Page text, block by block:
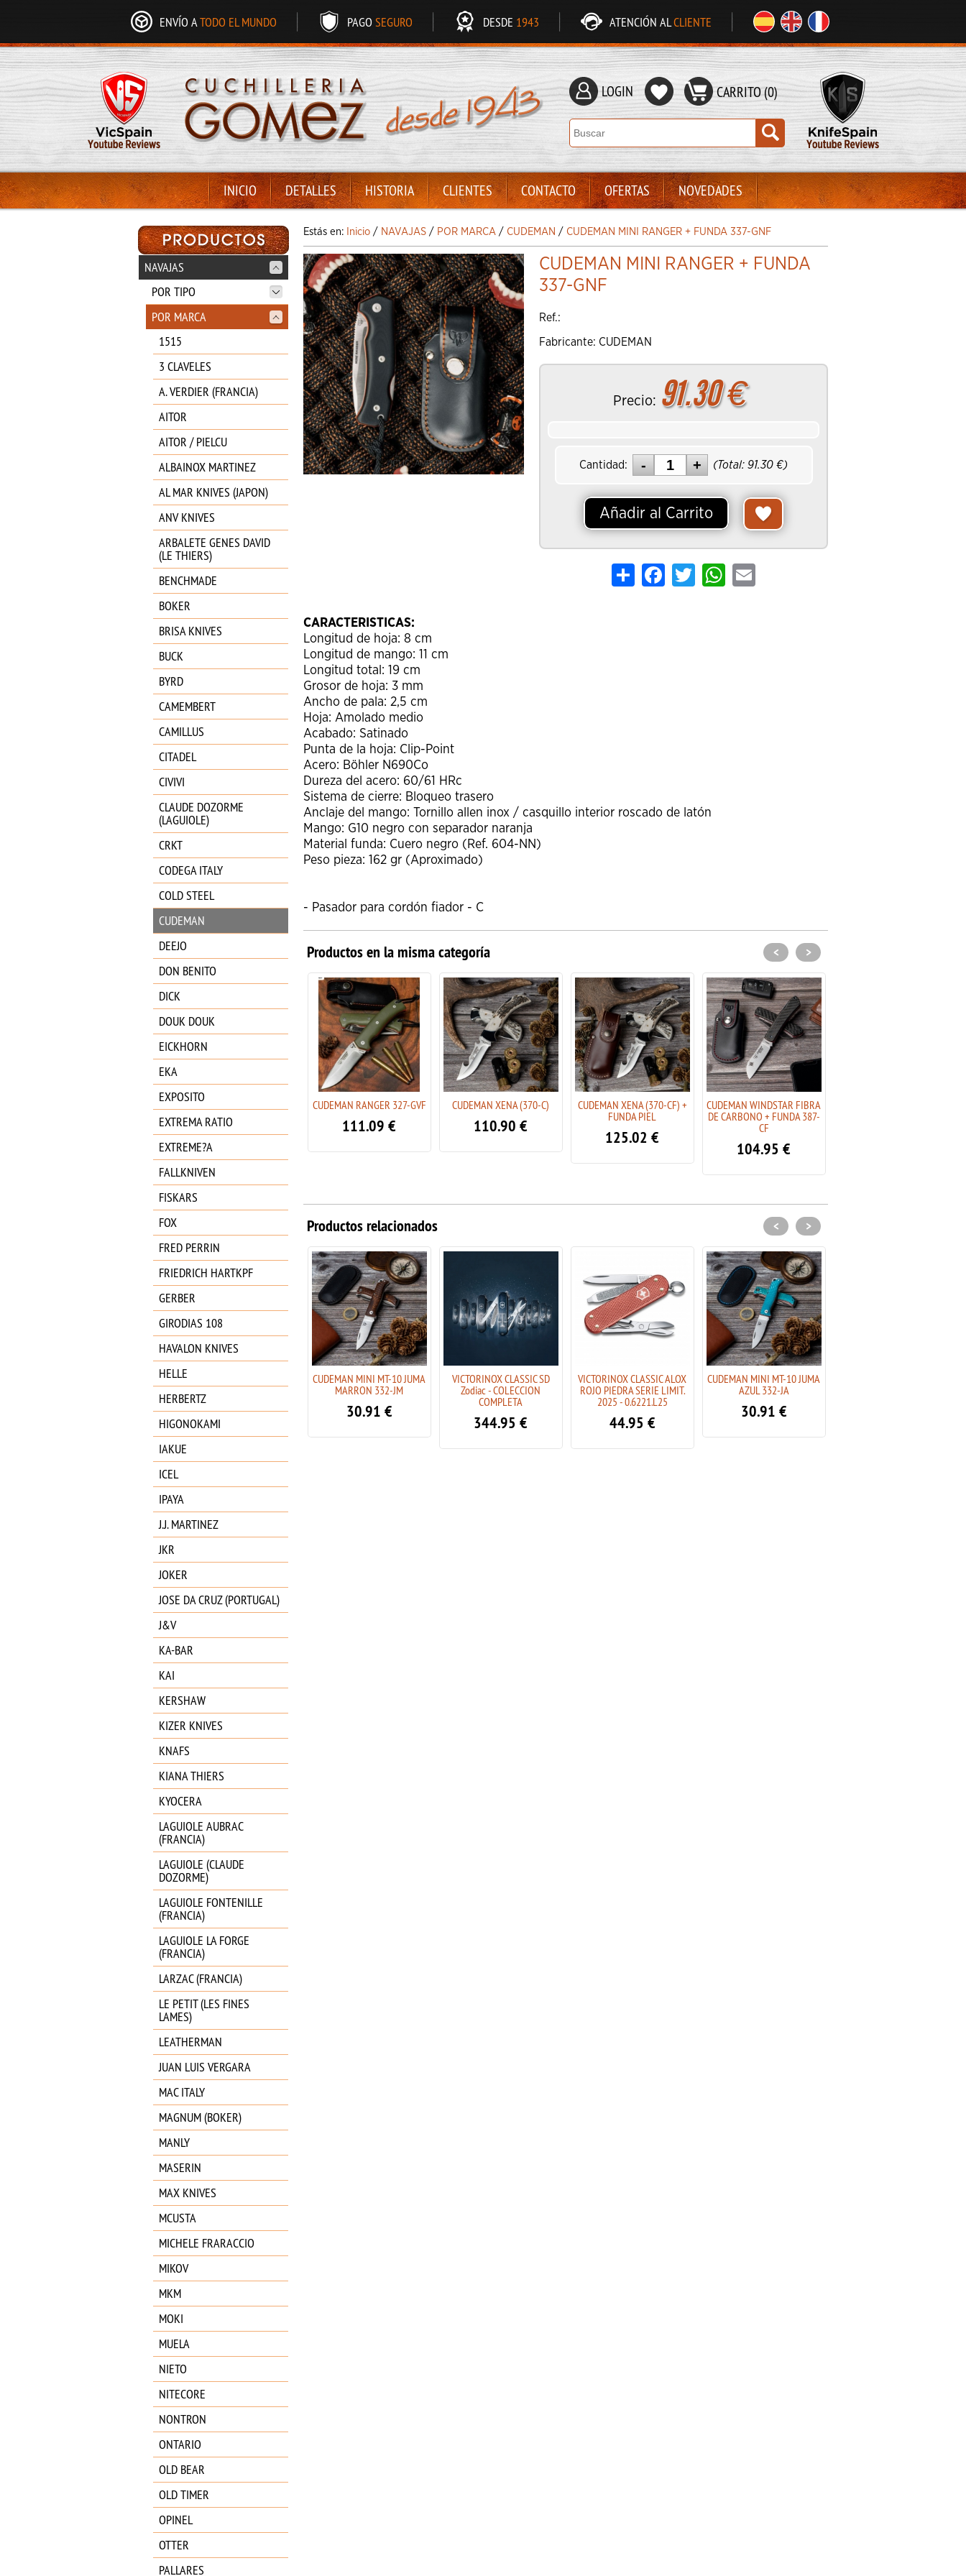
ENVÍO ATODO EL MUNDO PAGO SEGURO DESDE 1943 ATENCIÓN ALCLIENTE
LOGIN CARRITO (0)
INICIO DETALLES HISTORIA CLIENTES CONTACTO OFERTAS NOVEDADES
NAVAJAS
POR TIPO
POR MARCA
1515
3 CLAVELES
A. VERDIER (FRANCIA)
AITOR
AITOR / PIELCU
ALBAINOX MARTINEZ
AL MAR KNIVES (JAPON)
ANV KNIVES
ARBALETE GENES DAVID
(LE THIERS)
BENCHMADE
BOKER
BRISA KNIVES
BUCK
BYRD
CAMEMBERT
CAMILLUS
CITADEL
CIVIVI
CLAUDE DOZORME
(LAGUIOLE)
CRKT
CODEGA ITALY
COLD STEEL
CUDEMAN
DEEJO
DON BENITO
DICK
DOUK DOUK
EICKHORN
EKA
EXPOSITO
EXTREMA RATIO
EXTREME?A
FALLKNIVEN
FISKARS
FOX
FRED PERRIN
FRIEDRICH HARTKPF
GERBER
GIRODIAS 108
HAVALON KNIVES
HELLE
HERBERTZ
HIGONOKAMI
IAKUE
ICEL
IPAYA
J.J. MARTINEZ
JKR
JOKER
JOSE DA CRUZ (PORTUGAL)
J&V
KA-BAR
KAI
KERSHAW
KIZER KNIVES
KNAFS
KIANA THIERS
KYOCERA
LAGUIOLE AUBRAC
(FRANCIA)
LAGUIOLE (CLAUDE
DOZORME)
LAGUIOLE FONTENILLE
(FRANCIA)
LAGUIOLE LA FORGE
(FRANCIA)
LARZAC (FRANCIA)
LE PETIT (LES FINES
LAMES)
LEATHERMAN
JUAN LUIS VERGARA
MAC ITALY
MAGNUM (BOKER)
MANLY
MASERIN
MAX KNIVES
MCUSTA
MICHELE FRARACCIO
MIKOV
MKM
MOKI
MUELA
NIETO
NITECORE
NONTRON
ONTARIO
OLD BEAR
OLD TIMER
OPINEL
OTTER
PALLARES
Estás en: Inicio / NAVAJAS / POR MARCA / CUDEMAN / CUDEMAN MINI RANGER + FUNDA 337-GNF
[CLIC_AMPLIAR]
CUDEMAN MINI RANGER + FUNDA
337-GNF
Ref.:
Fabricante: CUDEMAN
Precio: 91.30€
Cantidad: (Total:91.30 €)
Añadir al Carrito
Share FacebookTwitter WhatsApp
CARACTERISTICAS:
Longitud de hoja: 8 cm
Longitud de mango: 11 cm
Longitud total: 19 cm
Grosor de hoja: 3 mm
Ancho de pala: 2,5 cm
Hoja: Amolado medio
Acabado: Satinado
Punta de la hoja: Clip-Point
Acero: Böhler N690Co
Dureza del acero: 60/61 HRc
Sistema de cierre: Bloqueo trasero
Anclaje del mango: Tornillo allen inox / casquillo interior roscado de latón
Mango: G10 negro con separador naranja
Material funda: Cuero negro (Ref. 604-NN)
Peso pieza: 162 gr (Aproximado)
- Pasador para cordón fiador - C
Productos en la misma categoría
CUDEMAN MARINERA FIBRA
DE CARBONO 386-CF
99.94€
CUDEMAN RANGER 327-GVF
111.09 €
CUDEMAN XENA (370-C)
110.90 €
CUDEMAN XENA (370-CF) +
FUNDA PIEL
125.02 €
CUDEMAN WINDSTAR FIBRA
DE CARBONO + FUNDA 387-
CF
104.95 €
< >
Productos relacionados
VICTORINOX CLASSIC ALOX
AZUL GLACIAL SERIE LIMIT.
2026 - 0.6221.L26
44.95
CUDEMAN MINI MT-10 JUMA
MARRON 332-JM
30.91 €
VICTORINOX CLASSIC SD
Zodiac - COLECCION
COMPLETA
344.95 €
VICTORINOX CLASSIC ALOX
ROJO PIEDRA SERIE LIMIT.
2025 - 0.6221.L25
44.95 €
CUDEMAN MINI MT-10 JUMA
AZUL 332-JA
30.91 €
< >